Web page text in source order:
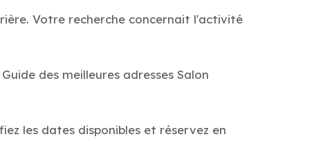
Votre recherche concernait l'activité
des meilleures adresses Salon
les dates disponibles et réservez en